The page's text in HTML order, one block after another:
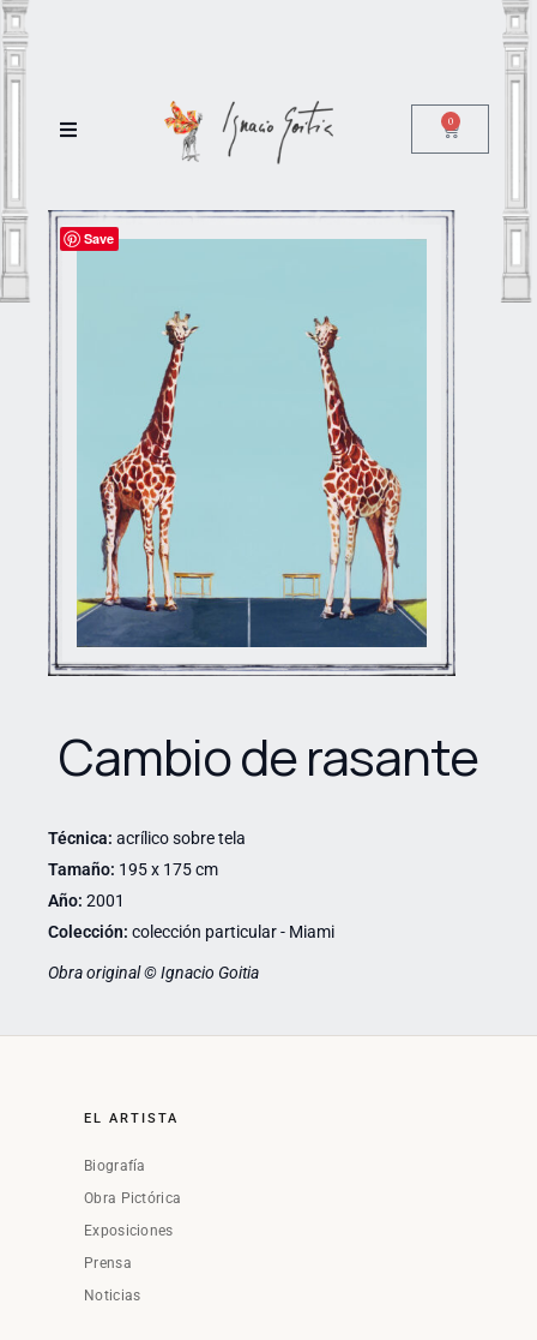
0
Save
Cambio de rasante
Técnica: acrílico sobre tela
Tamaño: 195 x 175 cm
Año: 2001
Colección: colección particular - Miami
Obra original © Ignacio Goitia
EL ARTISTA
Biografía
Obra Pictórica
Exposiciones
Prensa
Noticias